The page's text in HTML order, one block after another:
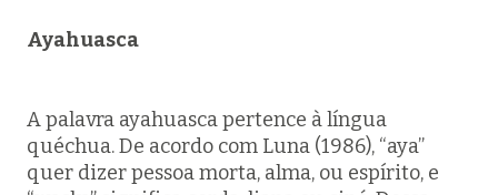
Ayahuasca
A palavra ayahuasca pertence à língua
quéchua. De acordo com Luna (1986), “aya”
quer dizer pessoa morta, alma, ou espírito, e